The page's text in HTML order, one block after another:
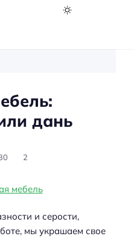
дань
2
и серости,
мы украшаем свое